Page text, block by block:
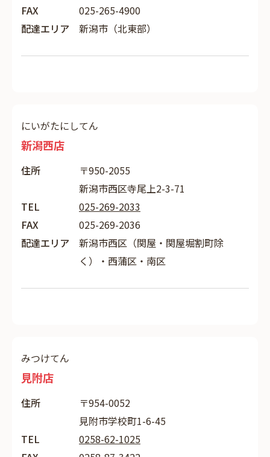
FAX
025-265-4900
配達エリア
新潟市（北東部）
にいがたにしてん
新潟西店
住所
〒950-2055
新潟市西区寺尾上2-3-71
TEL
025-269-2033
FAX
025-269-2036
配達エリア
新潟市西区（関屋・関屋堀割町除
く）・西蒲区・南区
みつけてん
見附店
住所
〒954-0052
見附市学校町1-6-45
TEL
0258-62-1025